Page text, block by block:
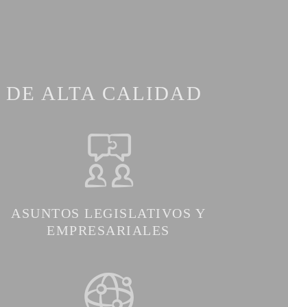
DE ALTA CALIDAD
ASUNTOS LEGISLATIVOS Y
EMPRESARIALES